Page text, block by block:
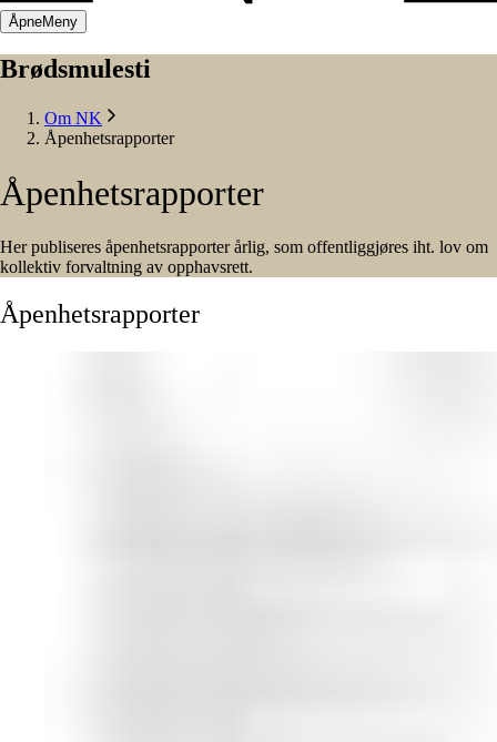
ÅpneMeny
Brødsmulesti
Om NK
Åpenhetsrapporter
Åpenhetsrapporter
Her publiseres åpenhetsrapporter årlig, som offentliggjøres iht. lov om
kollektiv forvaltning av opphavsrett.
Åpenhetsrapporter